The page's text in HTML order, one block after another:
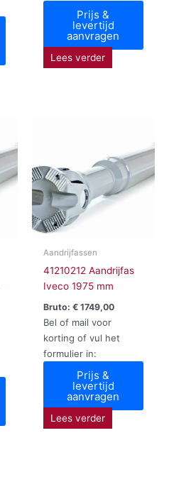
Prijs &
levertijd
aanvragen
Lees verder
Aandrijfassen
41210212 Aandrijfas
Iveco 1975 mm
Bruto: €1749,00
Bel of mail voor
korting of vul het
formulier in:
Prijs &
levertijd
aanvragen
Lees verder